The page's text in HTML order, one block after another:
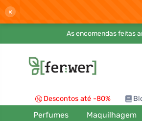
×
As encomendas feitas
Descontos até -80%
Perfumes Maquilhagem